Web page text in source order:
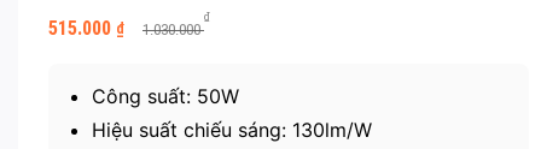
1.030.000
₫
Giá
gốc
515.000 ₫
Giá
hiện
515.000 ₫.
Công suất: 50W
Hiệu suất chiếu sáng: 130lm/W